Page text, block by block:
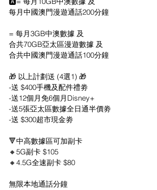
每月中國澳門漫遊通話200分鐘
= 每月3GB中澳數據 及
合共70GB亞太區漫遊數據 及
合共中國澳門漫遊通話100分鐘
🎁 以上計劃送 (4選1) 🎁
-送 $400手機及配件禮劵
-送12個月免6個月Disney+
-送5張亞太區數據全日通半價劵
-送 $300超市現金劵
🔻中高數據區可加副卡
🔸5G副卡 $105
🔸4.5G全速副卡 $80
無限本地通話分鐘